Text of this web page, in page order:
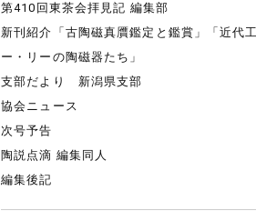
第410回東茶会拝見記 編集部
新刊紹介「古陶磁真贋鑑定と鑑賞」「近
ー・リーの陶磁器たち」
支部だより 新潟県支部
協会ニュース
次号予告
陶説点滴 編集同人
編集後記